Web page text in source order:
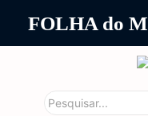
FOLHA do